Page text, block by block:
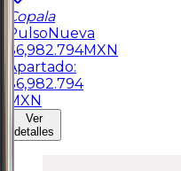
Copala
PulsoNueva
$6,982.794MXN
Apartado:
$6,982.794
MXN
Ver
detalles